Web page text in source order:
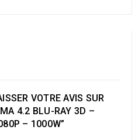
VOTRE AVIS SUR
4.2 BLU-RAY 3D –
– 1000W”